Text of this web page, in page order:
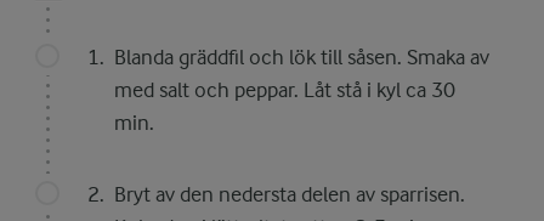
Blanda gräddfil och lök till såsen. Smaka av
med salt och peppar. Låt stå i kyl ca 30
min.
Bryt av den nedersta delen av sparrisen.